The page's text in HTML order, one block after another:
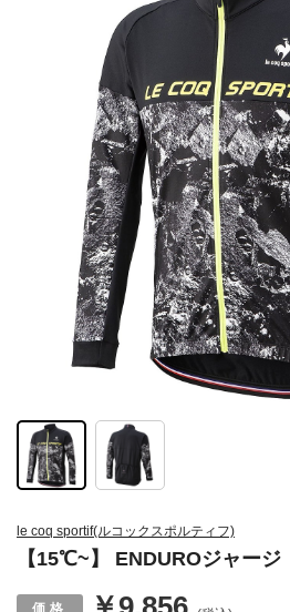
le coq sportif(ルコックスポルティフ)
【15℃~】 ENDUROジャージ